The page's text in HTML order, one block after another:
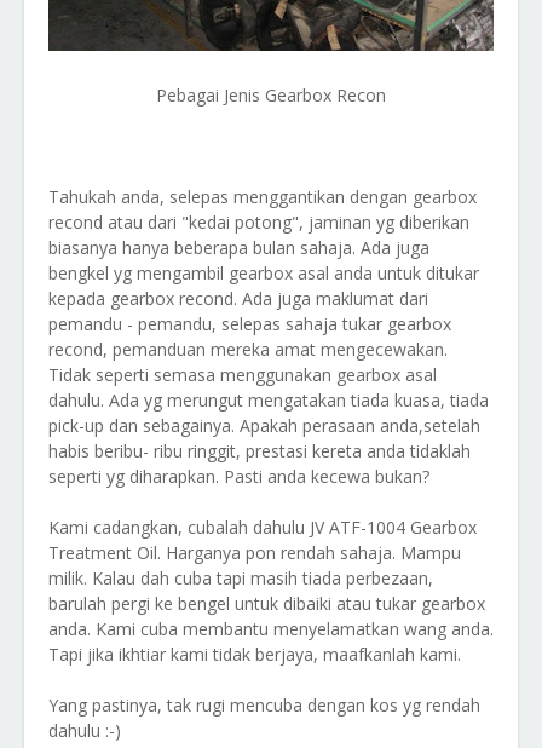
Pebagai Jenis Gearbox Recon
Tahukah anda, selepas menggantikan dengan gearbox
recond atau dari "kedai potong", jaminan yg diberikan
biasanya hanya beberapa bulan sahaja. Ada juga
bengkel yg mengambil gearbox asal anda untuk ditukar
kepada gearbox recond. Ada juga maklumat dari
pemandu - pemandu, selepas sahaja tukar gearbox
recond, pemanduan mereka amat mengecewakan.
Tidak seperti semasa menggunakan gearbox asal
dahulu. Ada yg merungut mengatakan tiada kuasa, tiada
pick-up dan sebagainya. Apakah perasaan anda,setelah
habis beribu- ribu ringgit, prestasi kereta anda tidaklah
seperti yg diharapkan. Pasti anda kecewa bukan?
Kami cadangkan, cubalah dahulu JV ATF-1004 Gearbox
Treatment Oil. Harganya pon rendah sahaja. Mampu
milik. Kalau dah cuba tapi masih tiada perbezaan,
barulah pergi ke bengel untuk dibaiki atau tukar gearbox
anda. Kami cuba membantu menyelamatkan wang anda.
Tapi jika ikhtiar kami tidak berjaya, maafkanlah kami.
Yang pastinya, tak rugi mencuba dengan kos yg rendah
dahulu :-)